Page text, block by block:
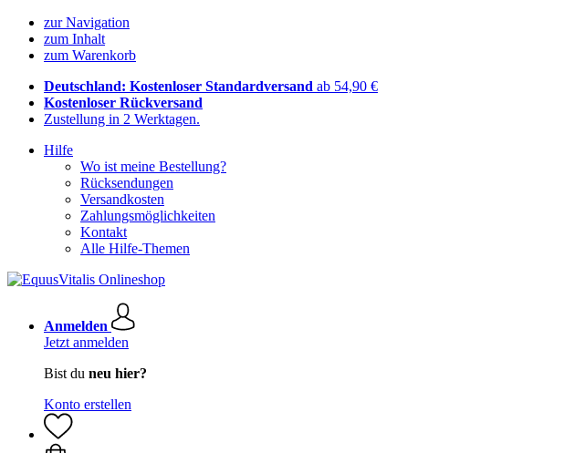
zur Navigation
zum Inhalt
zum Warenkorb
Deutschland: Kostenloser Standardversand ab 54,90 €
Kostenloser Rückversand
Zustellung in 2 Werktagen.
Hilfe
Wo ist meine Bestellung?
Rücksendungen
Versandkosten
Zahlungsmöglichkeiten
Kontakt
Alle Hilfe-Themen
Anmelden
Jetzt anmelden
Bist du neu hier?
Konto erstellen